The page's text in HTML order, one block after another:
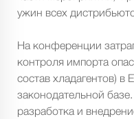
ужин всех
На конференции
контроля импорта
состав хладагентов) в
законодательной
разработка и